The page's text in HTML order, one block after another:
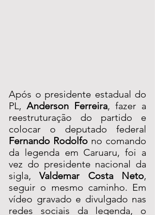
Após o presidente estadual do
PL, Anderson Ferreira, fazer a
reestruturação do partido e
Fernando Rodolfo no comando
da legenda em Caruaru, foi a
vez do presidente nacional da
sigla, Valdemar Costa Neto,
seguir o mesmo caminho. Em
vídeo gravado e divulgado nas
redes sociais da legenda, o